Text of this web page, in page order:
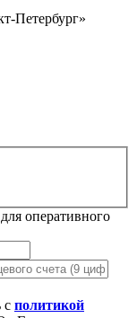
Петербург»
оперативного
с политикой